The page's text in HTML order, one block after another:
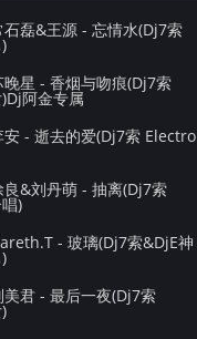
石磊&王源 - 忘情水(Dj7索
晚星 - 香烟与吻痕(Dj7索
阿金专属
安 - 逝去的爱(Dj7索 Electro
良&刘丹萌 - 抽离(Dj7索
)
- 玻璃(Dj7索&DjE神
美君 - 最后一夜(Dj7索